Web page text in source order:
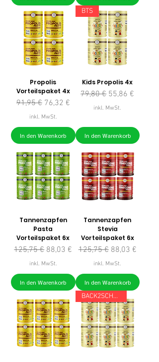
Propolis
Vorteilspaket 4x
Standardpreis
91,95 € Sale-Preis
76,32 €
inkl. MwSt.
In den Warenkorb
BTS
Kids Propolis 4x
Standardpreis
79,80 € Sale-Preis
55,86 €
inkl. MwSt.
In den Warenkorb
Tannenzapfen
Pasta
Vorteilspaket 6x
Standardpreis
125,75 € Sale-Preis
88,03 €
inkl. MwSt.
In den Warenkorb
Tannenzapfen
Stevia
Vorteilspaket 6x
Standardpreis
125,75 € Sale-Preis
88,03 €
inkl. MwSt.
In den Warenkorb
BACK2SCHOOL